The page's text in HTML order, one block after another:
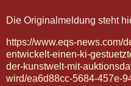
Die Originalmeldung steht
https://www.eqs-news.com/
entwickelt-einen-ki-
der-kunstwelt-mit-
wird/ea6d88cc-5684-457e-